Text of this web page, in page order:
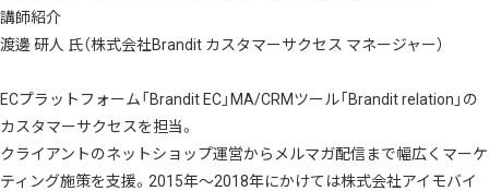
講師紹介
渡邊 研人 氏（株式会社Brandit カスタマーサクセス マネージャー）
ECプラットフォーム「Brandit EC」MA/CRMツール「Brandit relation」の
カスタマーサクセスを担当。
クライアントのネットショップ運営からメルマガ配信まで幅広くマーケ
ティング施策を支援。2015年～2018年にかけては株式会社アイモバイ